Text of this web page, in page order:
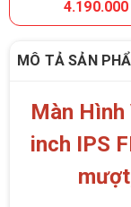
MÔ TẢ SẢN
Màn
inch IPS